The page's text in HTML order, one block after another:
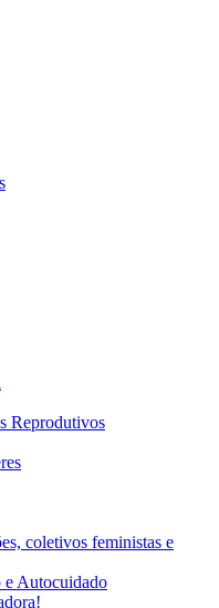
Reprodutivos
coletivos feministas e
e Autocuidado